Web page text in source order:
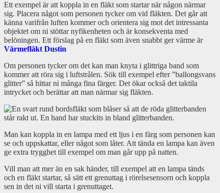
Ett exempel är att koppla in en fläkt som startar när någon närmar
sig. Placera något som personen tycker om vid fläkten. Det går att
känna varifrån luften kommer och orientera sig mot det intressanta
objektet om ni stöttar nyfikenheten och är konsekventa med
belöningen. Ett förslag på en fläkt som även snabbt ger värme är
Värmefläkt Dustin
Om personen tycker om det kan man knyta i glittriga band som
kommer att röra sig i luftstrålen. Sök till exempel efter ”ballongsvans
glitter” så hittar ni många fina färger. Det ökar också det taktila
intrycket och berättar att man närmar sig fläkten.
Man kan koppla in en lampa med ett ljus i en färg som personen kan
se och uppskattar, eller något som låter. Att tända en lampa kan även
ge extra trygghet till exempel om man går upp på natten.
Vill man att mer än en sak händer, till exempel att en lampa tänds
och en fläkt startar, så sätt ett grenuttag i rörelsesensorn och koppla
sen in det ni vill starta i grenuttaget.